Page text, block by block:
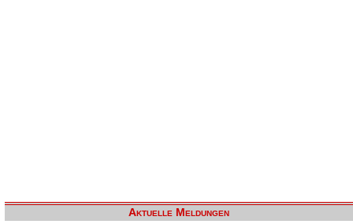
Aktuelle Meldungen